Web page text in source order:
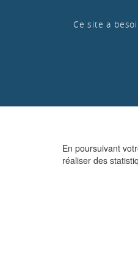
En poursuivant
réaliser des
Ce site a